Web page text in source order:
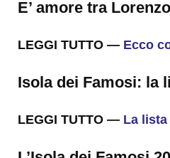
E’ amore tra
LEGGI TUTTO — Ecco
Isola dei Famosi: la
LEGGI TUTTO — La